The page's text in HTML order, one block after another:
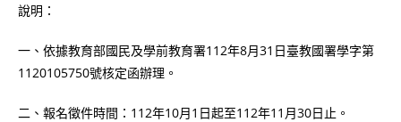
說明：
一、依據教育部國民及學前教育署112年8月31日臺教國署學字第
1120105750號核定函辦理。
二、報名徵件時間：112年10月1日起至112年11月30日止。